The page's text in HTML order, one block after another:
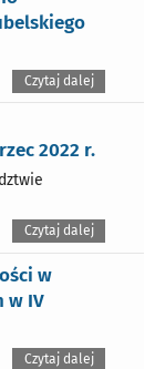
Czytaj dalej
2022 r.
Czytaj dalej
w
w IV
Czytaj dalej